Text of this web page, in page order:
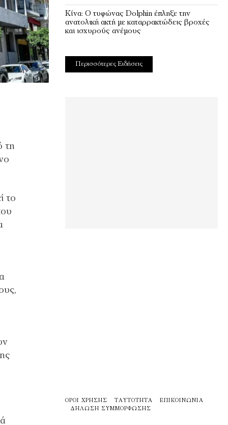
τη
το
Κίνα: Ο τυφώνας Dolphin έπληξε την
ανατολική ακτή με καταρρακτώδεις βροχές
και ισχυρούς ανέμους
Περισσότερες Ειδήσεις
ΌΡΟΙ ΧΡΉΣΗΣ ΤΑΥΤΌΤΗΤΑ
ΕΠΙΚΟΙΝΩΝΊΑ
ΔΉΛΩΣΗ ΣΥΜΜΌΡΦΩΣΗΣ